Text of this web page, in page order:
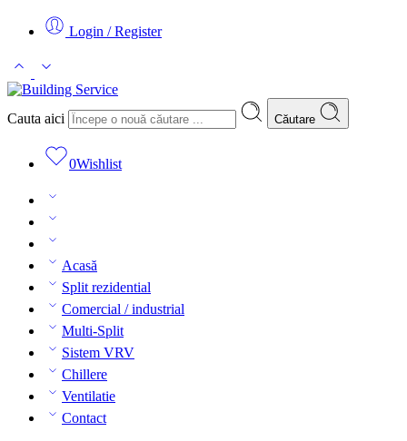
Login / Register
Cauta aici Căutare
0Wishlist
Acasă
Split rezidential
Comercial / industrial
Multi-Split
Sistem VRV
Chillere
Ventilatie
Contact